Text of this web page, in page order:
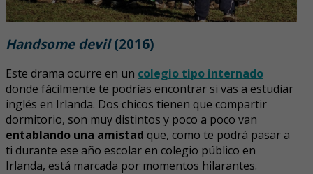
Handsome devil(2016)
Este drama ocurre en un colegio tipo internado
donde fácilmente te podrías encontrar si vas a estudiar
inglés en Irlanda. Dos chicos tienen que compartir
dormitorio, son muy distintos y poco a poco van
entablando una amistad que, como te podrá pasar a
ti durante ese año escolar en colegio público en
Irlanda, está marcada por momentos hilarantes.